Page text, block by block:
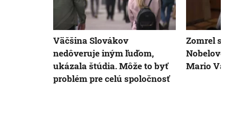
Väčšina Slovákov
nedôveruje iným ľuďom,
ukázala štúdia. Môže to byť
problém pre celú spoločnosť
Zomrel
Mario